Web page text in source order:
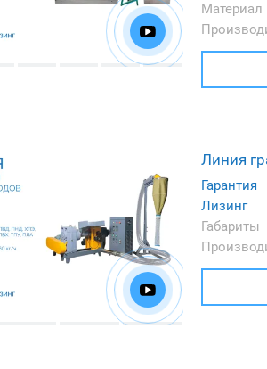
Материал
Линия
Гарантия
Лизинг
Габариты